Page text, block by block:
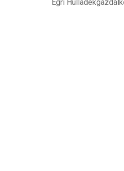
Egri